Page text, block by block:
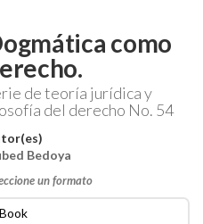
como
de teoría jurídica y
del derecho No. 54
Bedoya
un formato